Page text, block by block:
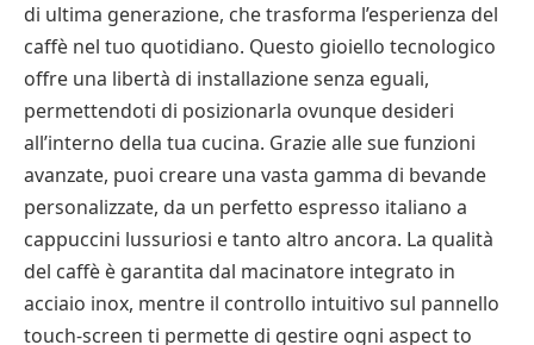
di ultima generazione, che trasforma l’esperienza del
caffè nel tuo quotidiano. Questo gioiello tecnologico
offre una libertà di installazione senza eguali,
permettendoti di posizionarla ovunque desideri
all’interno della tua cucina. Grazie alle sue funzioni
avanzate, puoi creare una vasta gamma di bevande
personalizzate, da un perfetto espresso italiano a
cappuccini lussuriosi e tanto altro ancora. La qualità
del caffè è garantita dal macinatore integrato in
acciaio inox, mentre il controllo intuitivo sul pannello
touch-screen ti permette di gestire ogni aspect to